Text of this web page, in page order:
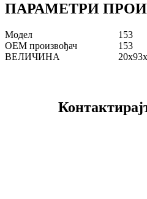
ПАРАМЕТРИ
Модел
153
ОЕМ произвођач
153
ВЕЛИЧИНА